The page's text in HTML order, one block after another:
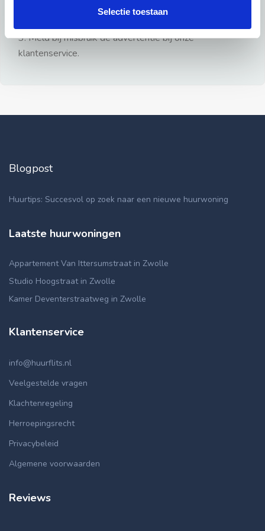
Selectie toestaan
3: Meld bij misbruik de advertentie bij onze
klantenservice.
Blogpost
Huurtips: Succesvol op zoek naar een nieuwe huurwoning
Laatste huurwoningen
Appartement Van Ittersumstraat in Zwolle
Studio Hoogstraat in Zwolle
Kamer Deventerstraatweg in Zwolle
Klantenservice
info@huurflits.nl
Veelgestelde vragen
Klachtenregeling
Herroepingsrecht
Privacybeleid
Algemene voorwaarden
Reviews